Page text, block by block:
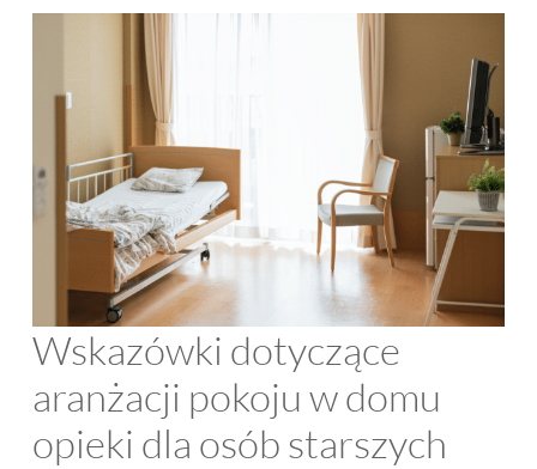
Wskazówki dotyczące
aranżacji pokoju w domu
opieki dla osób starszych